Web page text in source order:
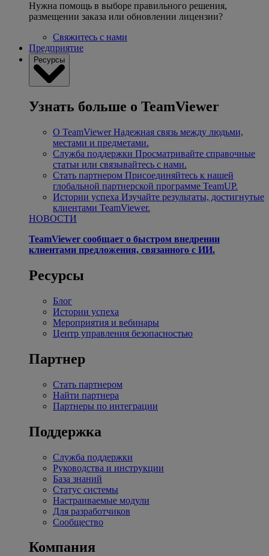
Нужна помощь в выборе правильного решения,
размещении заказа или обновлении лицензии?
Свяжитесь с нами
Предприятие
Ресурсы
Узнать больше о TeamViewer
О TeamViewer Надежная связь между людьми,
местами и предметами.
Служба поддержки Просматривайте справочные
статьи или связывайтесь с нами.
Стать партнером Присоединяйтесь к нашей
глобальной партнерской программе TeamUP.
Истории успеха Изучайте результаты, достигнутые
клиентами TeamViewer.
НОВОСТИ
TeamViewer сообщает о быстром внедрении
клиентами предложения, связанного с ИИ.
Ресурсы
Блог
Истории успеха
Мероприятия и вебинары
Центр управления безопасностью
Партнер
Стать партнером
Найти партнера
Партнеры по интеграции
Поддержка
Служба поддержки
Руководства и инструкции
База знаний
Статус системы
Настраиваемые модули
Для разработчиков
Сообщество
Компания